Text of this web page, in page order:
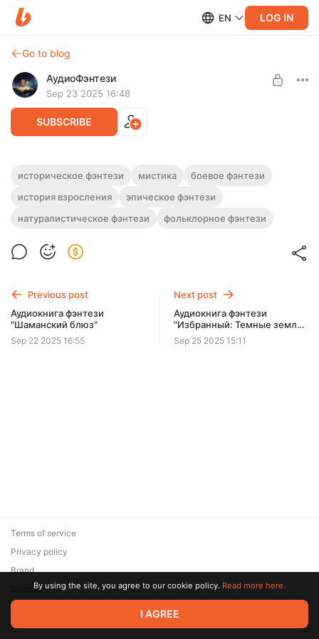
EN LOG IN
Go to blog
АудиоФэнтези
Sep 23 2025 16:48
SUBSCRIBE
Аудиокнига фэнтези "Зеленые чары"
Полная версия.
Продолжительность: 28 часов 26 минут.
Слушайте эту и другие фэнтези-аудиокниги полностью, без
Level required:
Billed every 12 months.
Offer ends 08 August.
историческое фэнтези мистика
боевое фэнтези
история взросления
эпическое фэнтези
натуралистическое фэнтези
фольклорное фэнтези
Previous post
Аудиокнига фэнтези
"Шаманский блюз"
Sep 22 2025 16:55
Next post
Аудиокнига фэнтези
"Избранный: Темные земли"
[Книги 1, 2]
Sep 25 2025 15:11
© 2026 Zaya Solutions Limited. All rights reserved. All trademarks
are the property of their respective owners.
Terms of service
Privacy policy
Brand
SupportBy using the site, you agree to our cookie policy. Read more here.
I AGREE